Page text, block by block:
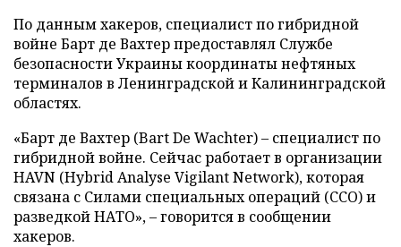
По данным хакеров, специалист по гибридной
войне Барт де Вахтер предоставлял Службе
безопасности Украины координаты нефтяных
терминалов в Ленинградской и Калининградской
областях.
«Барт де Вахтер (Bart De Wachter) – специалист по
гибридной войне. Сейчас работает в организации
HAVN (Hybrid Analyse Vigilant Network), которая
связана с Силами специальных операций (ССО) и
разведкой НАТО», – говорится в сообщении
хакеров.